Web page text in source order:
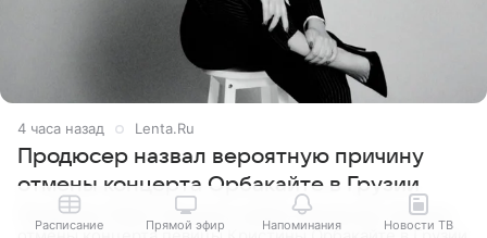
4 часа назад Lenta.Ru
Продюсер назвал вероятную причину
отмены концерта Орбакайте в Грузии
Продюсер Павел Рудченко назвал вероятную причину
Расписание Прямой эфир Напоминания Новости ТВ